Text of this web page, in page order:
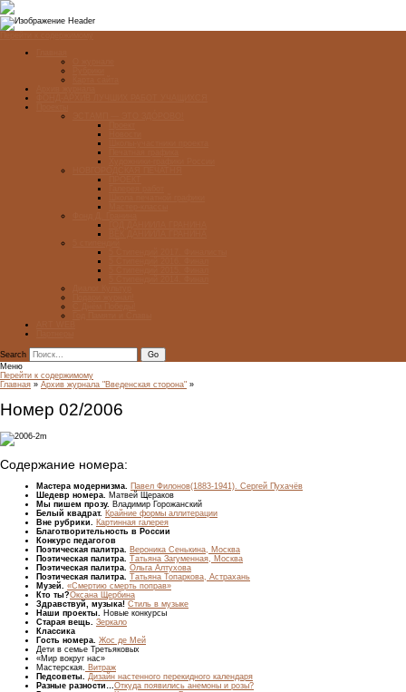
Search
Меню
Перейти к содержимому
Главная » Архив журнала "Введенская сторона" »
Номер 02/2006
Содержание номера:
Мастера модернизма. Павел Филонов(1883-1941). Сергей Пухачёв
Шедевр номера. Матвей Щераков
Мы пишем прозу. Владимир Горожанский
Белый квадрат. Крайние формы аллитерации
Вне рубрики. Картинная галерея
Благотворительность в России
Конкурс педагогов
Поэтическая палитра. Вероника Сенькина, Москва
Поэтическая палитра. Татьяна Загуменная, Москва
Поэтическая палитра. Ольга Алтухова
Поэтическая палитра. Татьяна Топаркова, Астрахань
Музей. «Смертию смерть поправ»
Кто ты?Оксана Щербина
Здравствуй, музыка! Стиль в музыке
Наши проекты. Новые конкурсы
Старая вещь. Зеркало
Классика
Гость номера. Жос де Мей
Дети в семье Третьяковых
«Мир вокруг нас»
Мастерская. Витраж
Педсоветы. Дизайн настенного перекидного календаря
Разные разности…Откуда появились анемоны и розы?